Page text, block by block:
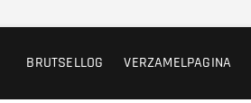
BRUTSELLOG VERZAMELPAGINA